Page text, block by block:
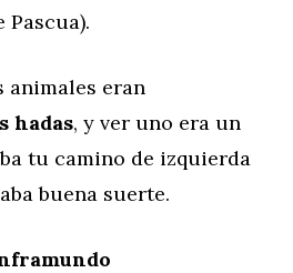
Pascua).
animales eran
hadas, y ver uno era un
tu camino de izquierda
buena suerte.